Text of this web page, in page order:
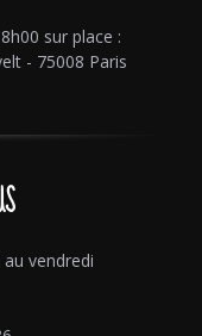
sur place :
- 75008 Paris
vendredi